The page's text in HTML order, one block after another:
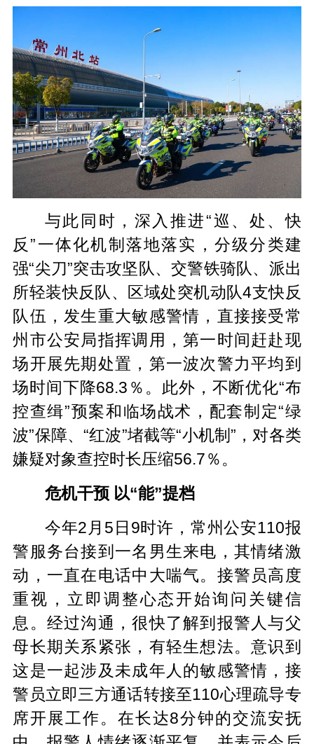
与此同时，深入推进“巡、处、快
反”一体化机制落地落实，分级分类建
强“尖刀”突击攻坚队、交警铁骑队、派出
所轻装快反队、区域处突机动队4支快反
队伍，发生重大敏感警情，直接接受常
州市公安局指挥调用，第一时间赶赴现
场开展先期处置，第一波次警力平均到
场时间下降68.3％。此外，不断优化“布
控查缉”预案和临场战术，配套制定“绿
波”保障、“红波”堵截等“小机制”，对各类
嫌疑对象查控时长压缩56.7％。
危机干预 以“能”提档
今年2月5日9时许，常州公安110报
警服务台接到一名男生来电，其情绪激
动，一直在电话中大喘气。接警员高度
重视，立即调整心态开始询问关键信
息。经过沟通，很快了解到报警人与父
母长期关系紧张，有轻生想法。意识到
这是一起涉及未成年人的敏感警情，接
警员立即三方通话转接至110心理疏导专
席开展工作。在长达8分钟的交流安抚